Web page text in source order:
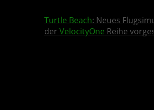
Turtle Beach: Neues
der VelocityOne Reihe